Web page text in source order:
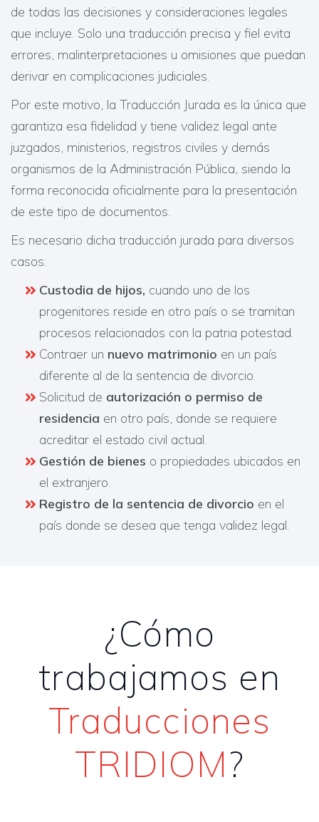
de todas las decisiones y consideraciones legales
que incluye. Solo una traducción precisa y fiel evita
errores, malinterpretaciones u omisiones que puedan
derivar en complicaciones judiciales.
Por este motivo, la Traducción Jurada es la única que
garantiza esa fidelidad y tiene validez legal ante
juzgados, ministerios, registros civiles y demás
organismos de la Administración Pública, siendo la
forma reconocida oficialmente para la presentación
de este tipo de documentos.
Es necesario dicha traducción jurada para diversos
casos:
Custodia de hijos, cuando uno de los
progenitores reside en otro país o se tramitan
procesos relacionados con la patria potestad.
Contraer un nuevo matrimonio en un país
diferente al de la sentencia de divorcio.
Solicitud de autorización o permiso de
residencia en otro país, donde se requiere
acreditar el estado civil actual.
Gestión de bienes o propiedades ubicados en
el extranjero.
Registro de la sentencia de divorcio en el
país donde se desea que tenga validez legal.
¿Cómo
trabajamos en
Traducciones
TRIDIOM?